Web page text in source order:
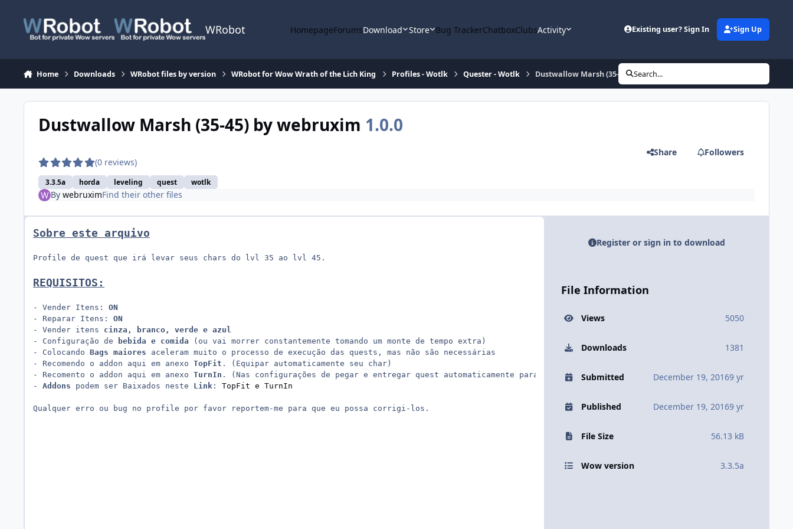
WRobot HomepageForumsDownload Store Bug TrackerChatboxClubsActivity Existing user? Sign In Sign Up
Home Downloads WRobot files by version WRobot for Wow Wrath of the Lich King Profiles - Wotlk Quester - Wotlk Dustwallow Marsh (35-45) by webruxim
Search...
Dustwallow Marsh (35-45) by webruxim 1.0.0
(0 reviews)
3.3.5a horda leveling quest wotlk
Share Followers
By webruximFind their other files
Sobre este arquivo
Profile de quest que irá levar seus chars do lvl 35 ao lvl 45.
REQUISITOS:
- Vender Itens: ON
- Reparar Itens: ON
- Vender itens cinza, branco, verde e azul
- Configuração de
bebida e comida (ou vai morrer constantemente tomando um monte de tempo extra)
- Colocando Bags maiores aceleram muito o processo de execução das quests, mas não são necessárias
- Recomendo o addon aqui em anexo TopFit . (Equipar automaticamente seu char)
- Recomento o addon aqui em anexo TurnIn . (Nas configurações de pegar e entregar quest automaticamente para economizar tempo)
- Addons podem ser Baixados neste Link : TopFit e TurnIn
Qualquer erro ou bug no profile por favor reportem-me para que eu possa corrigi-los.
Register or sign in to download
File Information
Views 5050
Downloads 1381
Submitted December 19, 20169 yr
Published December 19, 20169 yr
File Size 56.13 kB
Wow version 3.3.5a